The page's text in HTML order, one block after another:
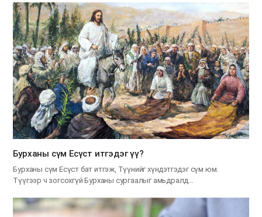
Бурханы сүм Есүст итгэдэг үү?
Бурханы сүм Есүст бат итгэж, Түүнийг хүндэтгэдэг сүм юм.
Түүгээр ч зогсохгүй Бурханы сургаалыг амьдралд…